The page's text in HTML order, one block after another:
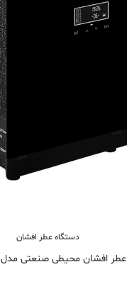
دستگاه عطر افشان
عطر افشان محیطی صنعتی مدل SD008